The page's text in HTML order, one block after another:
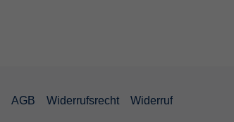
AGB Widerrufsrecht Widerruf